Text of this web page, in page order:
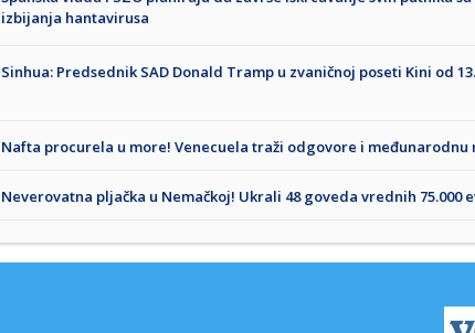
izbijanja hantavirusa
Sinhua: Predsednik SAD Donald Tramp u zvaničnoj poseti Kini od
Nafta procurela u more! Venecuela traži odgovore i međunarodnu
Neverovatna pljačka u Nemačkoj! Ukrali 48 goveda vrednih 75.000